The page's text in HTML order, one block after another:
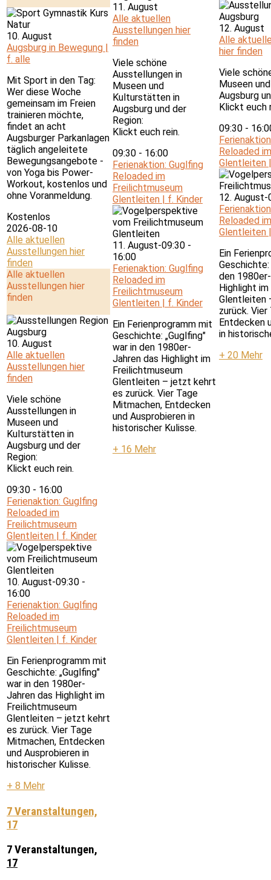
10. August
Augsburg in Bewegung |
f. alle
Mit Sport in den Tag:
Wer diese Woche
gemeinsam im Freien
trainieren möchte,
findet an acht
Augsburger Parkanlagen
täglich angeleitete
Bewegungsangebote -
von Yoga bis Power-
Workout, kostenlos und
ohne Voranmeldung.
Kostenlos
2026-08-10
Alle aktuellen
Ausstellungen hier
finden
Alle aktuellen
Ausstellungen hier
finden
10. August
Alle aktuellen
Ausstellungen hier
finden
Viele schöne
Ausstellungen in
Museen und
Kulturstätten in
Augsburg und der
Region:
Klickt euch rein.
09:30 - 16:00
Ferienaktion: Guglfing
Reloaded im
Freilichtmuseum
Glentleiten | f. Kinder
10. August-09:30 -
16:00
Ferienaktion: Guglfing
Reloaded im
Freilichtmuseum
Glentleiten | f. Kinder
Ein Ferienprogramm mit
Geschichte: „Guglfing"
war in den 1980er-
Jahren das Highlight im
Freilichtmuseum
Glentleiten – jetzt kehrt
es zurück. Vier Tage
Mitmachen, Entdecken
und Ausprobieren in
historischer Kulisse.
+ 8 Mehr
11. August
Alle aktuellen
Ausstellungen hier
finden
Viele schöne
Ausstellungen in
Museen und
Kulturstätten in
Augsburg und der
Region:
Klickt euch rein.
09:30 - 16:00
Ferienaktion: Guglfing
Reloaded im
Freilichtmuseum
Glentleiten | f. Kinder
11. August-09:30 -
16:00
Ferienaktion: Guglfing
Reloaded im
Freilichtmuseum
Glentleiten | f. Kinder
Ein Ferienprogramm mit
Geschichte: „Guglfing"
war in den 1980er-
Jahren das Highlight im
Freilichtmuseum
Glentleiten – jetzt kehrt
es zurück. Vier Tage
Mitmachen, Entdecken
und Ausprobieren in
historischer Kulisse.
+ 16 Mehr
12. August
Alle
hier finden
Viele
Museen
Augsburg
Klickt euch
09:30 -
Reloaded
Glentleiten
12. August-
Reloaded
Glentleiten
Ein
Geschichte:
den
Highlight
Glentleiten
zurück.
Entdecken
in
+ 20 Mehr
7 Veranstaltungen,
17
7 Veranstaltungen,
17